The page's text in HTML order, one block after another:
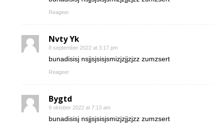
Reageer
Nvty Yk
8 september 2022 at 3:17 pm
bunadisisj nsjjsjsisjsmizjzjjzjzz zumzsert
Reageer
Bygtd
9 oktober 2022 at 7:13 am
bunadisisj nsjjsjsisjsmizjzjjzjzz zumzsert